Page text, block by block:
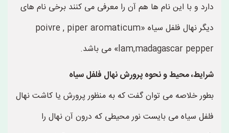
دارد و با این نام ها هم آن را معرفی می کنند برخی نام های
دیگر نهال فلفل سیاه «poivre , piper aromaticum
lam,madagascar pepper» می باشد.
شرایط، محیط و نحوه پرورش نهال فلفل سیاه
بطور خلاصه می توان گفت که به منظور پرورش یا کاشت نهال
فلفل سیاه می بایست نور محیطی که درون آن نهال را